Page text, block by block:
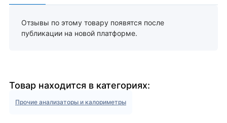
Отзывы по этому товару появятся после
публикации на новой платформе.
Товар находится в категориях:
Прочие анализаторы и калориметры